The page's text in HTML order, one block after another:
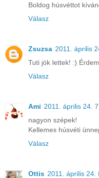
Boldog húsvéttot
Válasz
Zsuzsa 2011. április
Tuti jók lettek! :)
Válasz
Ami 2011. április 24.
nagyon szépek!
Kellemes húsvéti
Válasz
Ottis 2011. április 24.